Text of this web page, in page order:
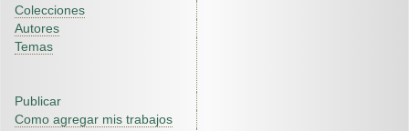
Colecciones
Autores
Temas
Publicar
Como agregar mis trabajos